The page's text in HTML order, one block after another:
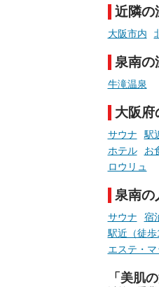
手相やタ
める占い
時間を、
近隣の
大阪市内
泉南の
牛滝温泉
大阪府
サウナ 駅
ホテル
お
ロウリュ
泉南の
サウナ 宿
駅近（徒歩
エステ・
「美肌